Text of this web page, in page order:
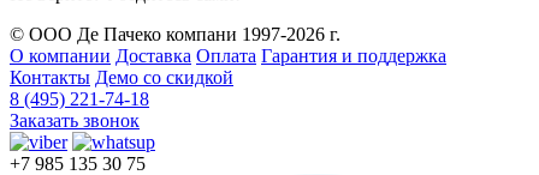
© ООО Де Пачеко компани 1997-2026 г.
О компании Доставка Оплата Гарантия и поддержка
Контакты Демо со скидкой
8 (495) 221-74-18
Заказать звонок
+7 985 135 30 75